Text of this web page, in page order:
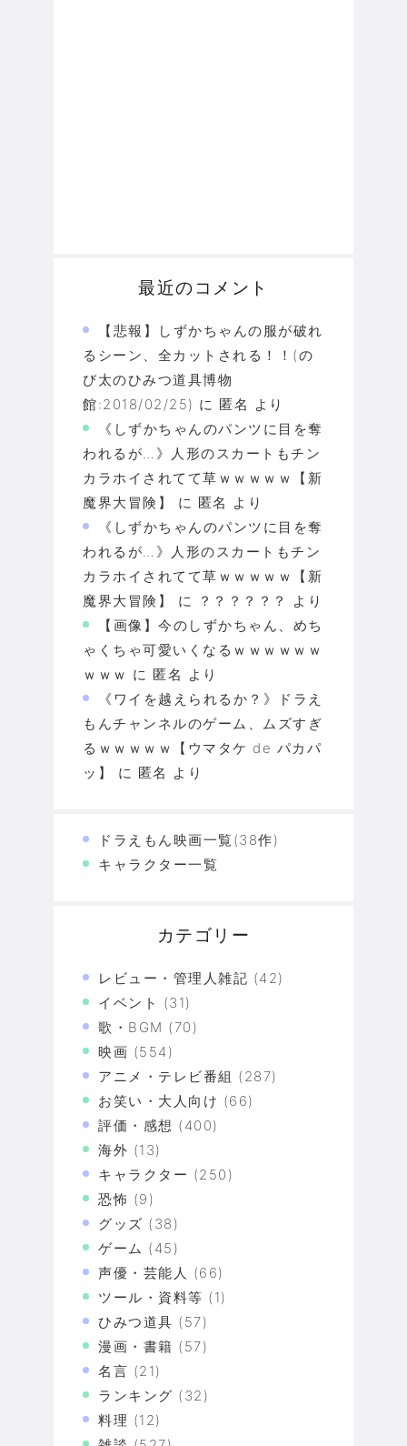
最近のコメント
【悲報】しずかちゃんの服が破れ
るシーン、全カットされる！！(の
び太のひみつ道具博物
館:2018/02/25) に 匿名 より
《しずかちゃんのパンツに目を奪
われるが…》人形のスカートもチン
カラホイされてて草ｗｗｗｗｗ【新
魔界大冒険】
に 匿名 より
《しずかちゃんのパンツに目を奪
われるが…》人形のスカートもチン
カラホイされてて草ｗｗｗｗｗ【新
魔界大冒険】
に ？？？？？？
より
【画像】今のしずかちゃん、めち
ゃくちゃ可愛いくなるｗｗｗｗｗｗ
ｗｗｗ に 匿名 より
《ワイを越えられるか？》ドラえ
もんチャンネルのゲーム、ムズすぎ
るｗｗｗｗｗ【ウマタケ de パカパ
ッ】
に 匿名 より
ドラえもん映画一覧(38作)
キャラクター一覧
カテゴリー
レビュー・管理人雑記 (42)
イベント (31)
歌・BGM (70)
映画 (554)
アニメ・テレビ番組 (287)
お笑い・大人向け (66)
評価・感想 (400)
海外 (13)
キャラクター (250)
恐怖 (9)
グッズ (38)
ゲーム (45)
声優・芸能人 (66)
ツール・資料等 (1)
ひみつ道具 (57)
漫画・書籍 (57)
名言 (21)
ランキング (32)
料理 (12)